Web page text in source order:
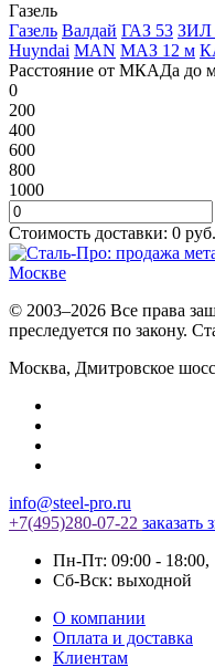
Газель
Газель Валдай ГАЗ 53 ЗИЛ
Huyndai MAN МАЗ 12 м
Расстояние от МКАДа до
0
200
400
600
800
1000
Стоимость доставки: 0 руб.
© 2003–2026 Все права
преследуется по закону.
Москва, Дмитровское
info@steel-pro.ru
+7(495)280-07-22 заказать
Пн-Пт: 09:00 - 18:00,
Cб-Вск: выходной
О компании
Оплата и доставка
Клиентам